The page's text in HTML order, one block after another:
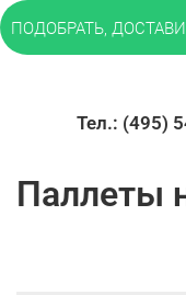
ПОДОБРАТЬ,